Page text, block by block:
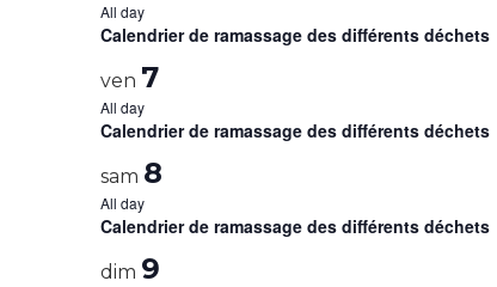
All day
Calendrier de ramassage des différents déchets
ven 7
All day
Calendrier de ramassage des différents déchets
sam 8
All day
Calendrier de ramassage des différents déchets
dim 9